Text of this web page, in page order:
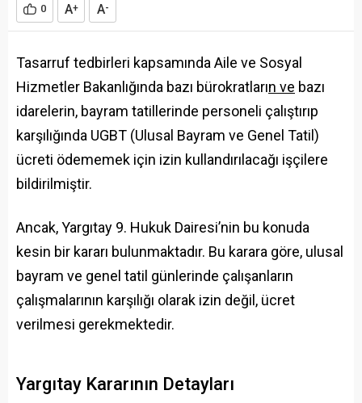
0 A+ A-
Tasarruf tedbirleri kapsamında Aile ve Sosyal
Hizmetler Bakanlığında bazı bürokratların ve bazı
idarelerin, bayram tatillerinde personeli çalıştırıp
karşılığında UGBT (Ulusal Bayram ve Genel Tatil)
ücreti ödememek için izin kullandırılacağı işçilere
bildirilmiştir.
Ancak, Yargıtay 9. Hukuk Dairesi’nin bu konuda
kesin bir kararı bulunmaktadır. Bu karara göre, ulusal
bayram ve genel tatil günlerinde çalışanların
çalışmalarının karşılığı olarak izin değil, ücret
verilmesi gerekmektedir.
Yargıtay Kararının Detayları